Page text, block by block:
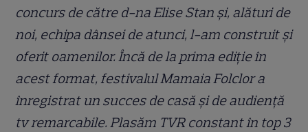
concurs de către d-na Elise Stan și, alături de
noi, echipa dânsei de atunci, l-am construit și
oferit oamenilor. Încă de la prima ediție în
acest format, festivalul Mamaia Folclor a
înregistrat un succes de casă și de audiență
tv remarcabile. Plasăm TVR constant în top 3